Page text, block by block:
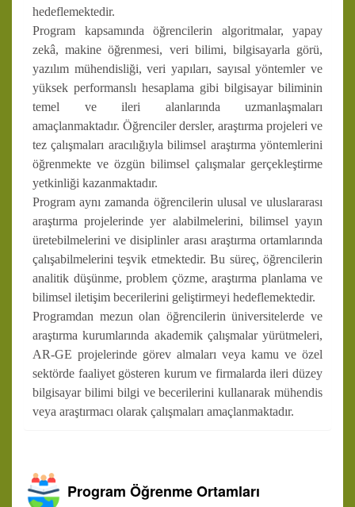
hedeflemektedir.
Program kapsamında öğrencilerin algoritmalar, yapay
zekâ, makine öğrenmesi, veri bilimi, bilgisayarla görü,
yazılım mühendisliği, veri yapıları, sayısal yöntemler ve
yüksek performanslı hesaplama gibi bilgisayar biliminin
temel ve ileri alanlarında uzmanlaşmaları
amaçlanmaktadır. Öğrenciler dersler, araştırma projeleri ve
tez çalışmaları aracılığıyla bilimsel araştırma yöntemlerini
öğrenmekte ve özgün bilimsel çalışmalar gerçekleştirme
yetkinliği kazanmaktadır.
Program aynı zamanda öğrencilerin ulusal ve uluslararası
araştırma projelerinde yer alabilmelerini, bilimsel yayın
üretebilmelerini ve disiplinler arası araştırma ortamlarında
çalışabilmelerini teşvik etmektedir. Bu süreç, öğrencilerin
analitik düşünme, problem çözme, araştırma planlama ve
bilimsel iletişim becerilerini geliştirmeyi hedeflemektedir.
Programdan mezun olan öğrencilerin üniversitelerde ve
araştırma kurumlarında akademik çalışmalar yürütmeleri,
AR-GE projelerinde görev almaları veya kamu ve özel
sektörde faaliyet gösteren kurum ve firmalarda ileri düzey
bilgisayar bilimi bilgi ve becerilerini kullanarak mühendis
veya araştırmacı olarak çalışmaları amaçlanmaktadır.
Program Öğrenme Ortamları